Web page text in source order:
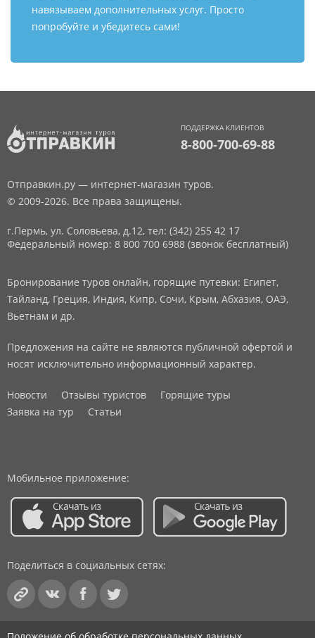
навязываем дополнительных услуг. Просто
попробуйте и убедитесь сами!
ПОДДЕРЖКА КЛИЕНТОВ
8-800-700-69-88
Отправкин.ру — интернет-магазин туров.
© 2009-2026. Все права защищены.
г.Пермь, ул. Соловьева, д.12, тел: (342) 255 42 17
Федеральный номер: 8 800 700 6988 (звонок бесплатный)
Бронирование туров онлайн, горящие путевки: Египет,
Тайланд, Греция, Индия, Кипр, Сочи, Крым, Абхазия, ОАЭ,
Вьетнам и др.
Предложения на сайте не являются публичной офертой и
носят исключительно информационный характер.
Новости Отзывы туристов
Горящие туры
Заявка на тур
Статьи
Мобильное приложение:
Поделиться в социальных сетях: